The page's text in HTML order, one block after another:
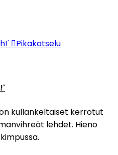
Pikakatselu
kullankeltaiset kerrotut
lehdet. Hieno